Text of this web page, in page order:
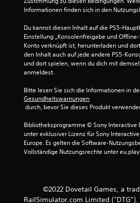
Informationen finden sich in den
Du kannst diesen Inhalt auf die PS5-
Einstellung „Konsolenfreigabe und
Konto verknüpft ist, herunterladen und
den Inhalt auch auf jede andere PS5-
und dort spielen, wenn du dich mit
anmeldest.
Bitte lesen Sie sich die Informationen in
Gesundheitswarnungen
durch, bevor Sie dieses Produkt
Bibliotheksprogramme © Sony Interactive
unter exklusiver Lizenz für Sony
Europe. Es gelten die Software-
Vollständige Nutzungsrechte unter
©2022 Dovetail Games, a
RailSimulator.com Limited